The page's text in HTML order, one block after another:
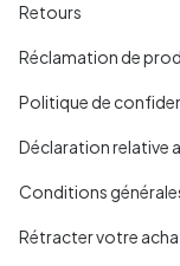
Retours
Réclamation de
Politique de
Déclaration relative
Conditions
Rétracter votre